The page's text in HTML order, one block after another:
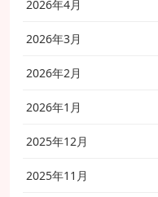
2026年4月
2026年3月
2026年2月
2026年1月
2025年12月
2025年11月